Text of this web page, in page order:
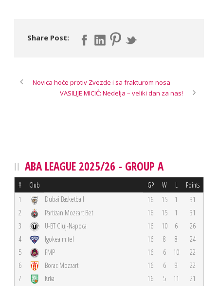
Share Post:
Novica hoće protiv Zvezde i sa frakturom nosa
VASILIJE MICIĆ: Nedelja – veliki dan za nas!
ABA LEAGUE 2025/26 - GROUP A
# Club GP W L Points
1 Dubai Basketball 16 15 1
31
2
Partizan Mozzart Bet 16 15 1
31
3
U-BT Cluj-Napoca 16 10 6
26
4
Igokea m:tel 16 8 8
24
5
FMP 16 6 10
22
6
Borac Mozzart 16 6 9
22
7
Krka 16 5 11
21